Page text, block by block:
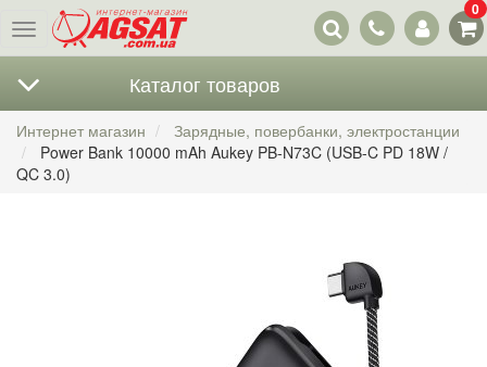
Меню
Наши
контакты
0
Каталог товаров
Интернет магазин
Зарядные, повербанки, электростанции
Power Bank 10000 mAh Aukey PB-N73C (USB-C PD 18W /
QC 3.0)